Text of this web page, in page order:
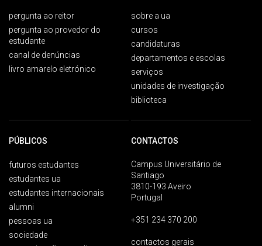
pergunta ao reitor
pergunta ao provedor do
estudante
canal de denúncias
livro amarelo eletrónico
sobre a ua
cursos
candidaturas
departamentos e escolas
serviços
unidades de investigação
biblioteca
PÚBLICOS
futuros estudantes
estudantes ua
estudantes internacionais
alumni
pessoas ua
sociedade
CONTACTOS
Campus Universitário de
Santiago
3810-193 Aveiro
Portugal
+351 234 370 200
contactos gerais